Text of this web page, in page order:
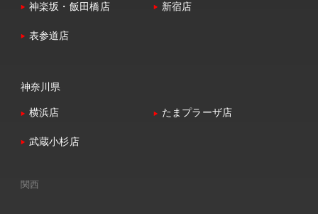
神楽坂・飯田橋店 新宿店
表参道店
神奈川県
横浜店 たまプラーザ店
武蔵小杉店
関西